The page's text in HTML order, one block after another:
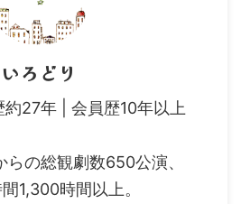
いろどり
27年 | 会員歴10年以上
の総観劇数650公演、
1,300時間以上。